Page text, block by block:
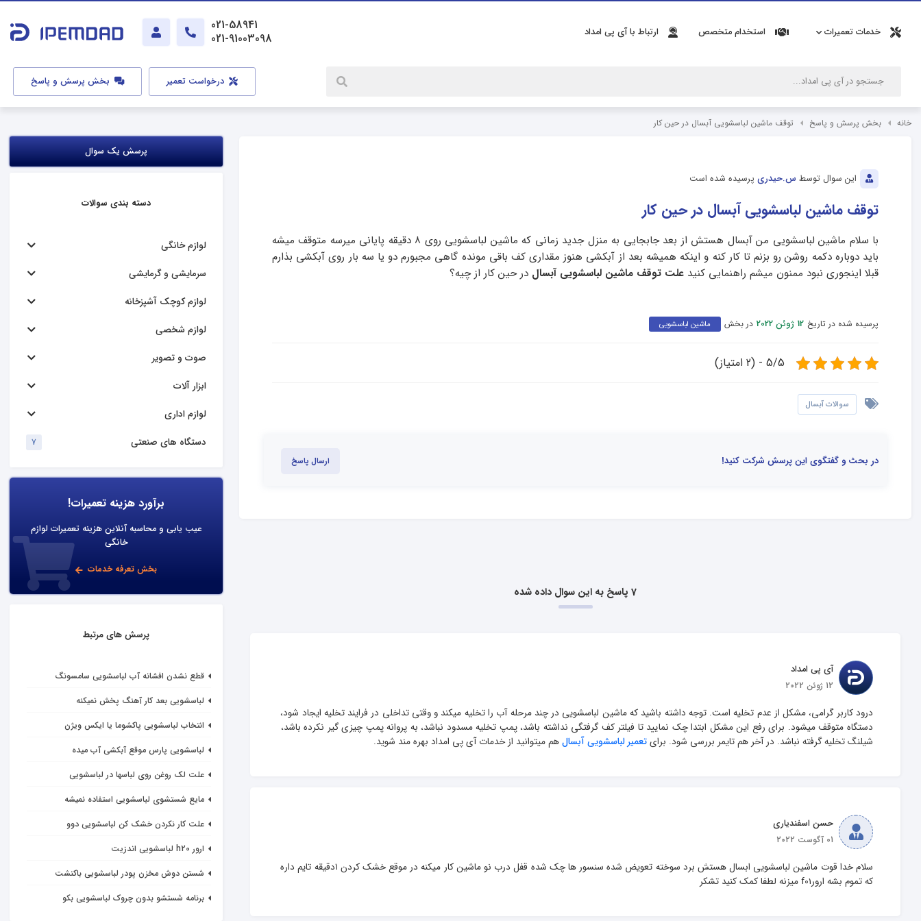
خدمات تعمیرات استخدام متخصص ارتباط با آی پی امداد
021-58941
021-91003098
درخواست تعمیر بخش پرسش و پاسخ
خانه بخش پرسش و پاسخ توقف ماشین لباسشویی آبسال در حین کار
این سوال توسط س.حیدری پرسیده شده است
توقف ماشین لباسشویی آبسال در حین کار
با سلام ماشین لباسشویی من آبسال هستش از بعد جابجایی به منزل جدید زمانی که ماشین لباسشویی روی ۸ دقیقه پایانی میرسه متوقف میشه
باید دوباره دکمه روشن رو بزنم تا کار کنه و اینکه همیشه بعد از آبکشی هنوز مقداری کف باقی مونده گاهی مجبورم دو یا سه بار روی آبکشی بذارم
قبلا اینجوری نبود ممنون میشم راهنمایی کنید علت توقف ماشین لباسشویی آبسال در حین کار از چیه؟
پرسیده شده در تاریخ 12 ژوئن 2022 در بخش ماشین لباسشویی
5/5 - (2 امتیاز)
سوالات آبسال
در بحث و گفتگوی این پرسش شرکت کنید! ارسال پاسخ
7 پاسخ به این سوال داده شده
آی پی امداد
12 ژوئن 2022
درود کاربر گرامی، مشکل از عدم تخلیه است. توجه داشته باشید که ماشین لباسشویی در چند مرحله آب را تخلیه میکند و وقتی تداخلی در فرایند تخلیه ایجاد شود،
دستگاه متوقف میشود. برای رفع این مشکل ابتدا چک نمایید تا فیلتر کف گرفتگی نداشته باشد، پمپ تخلیه مسدود نباشد، به پروانه پمپ چیزی گیر نکرده باشد،
شیلنگ تخلیه گرفته نباشد. در آخر هم تایمر بررسی شود. برای تعمیر لباسشویی آبسال هم میتوانید از خدمات آی پی امداد بهره مند شوید.
حسن اسفندیاری
01 آگوست 2022
سلام خدا قوت ماشین لباسشویی ابسال هستش برد سوخته تعویض شده سنسور ها چک شده قفل درب نو ماشین کار میکنه در موقع خشک کردن ۱دقیقه تایم داره
که تموم بشه ارورf01 میزنه لطفا کمک کنید تشکر
پرسش یک سوال
دسته بندی سوالات
لوازم خانگی
سرمایشی و گرمایشی
لوازم کوچک آشپزخانه
لوازم شخصی
صوت و تصویر
ابزار آلات
لوازم اداری
دستگاه های صنعتی
7
برآورد هزینه تعمیرات!
عیب یابی و محاسبه آنلاین هزینه تعمیرات لوازم
خانگی
بخش تعرفه خدمات
پرسش های مرتبط
قطع نشدن افشانه آب لباسشویی سامسونگ
لباسشویی بعد کار آهنگ پخش نمیکنه
انتخاب لباسشویی پاکشوما یا ایکس ویژن
لباسشویی پارس موقع آبکشی آب میده
علت لک روغن روی لباسها در لباسشویی
مایع شستشوی لباسشویی استفاده نمیشه
علت کار نکردن خشک کن لباسشویی دوو
ارور h20 لباسشویی اندزیت
شستن دوش مخزن پودر لباسشویی باکنشت
برنامه شستشو بدون چروک لباسشویی بکو